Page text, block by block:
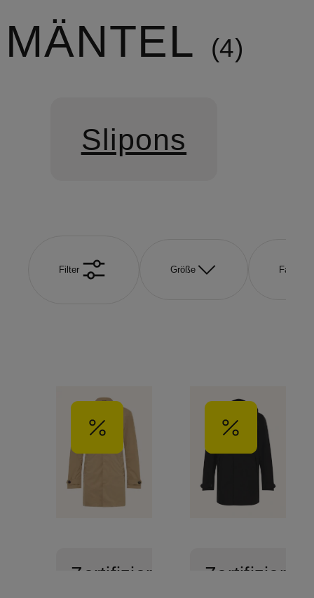
MÄNTEL
4
Slipons
Filter Größe Farbe
Zertifiziert Zertifiziert